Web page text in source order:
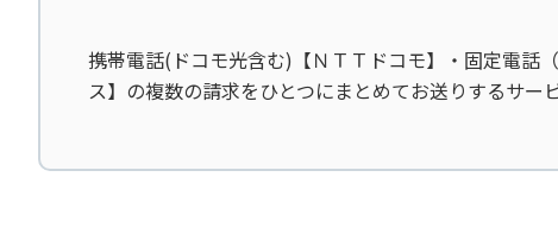
携帯電話(ドコモ光含む)【ＮＴＴドコモ】・固定電話
ス】の複数の請求をひとつにまとめてお送りするサービ